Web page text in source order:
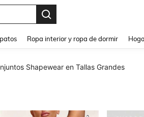
Ropa interior y ropa de dormir
Shapewear en Tallas Grandes